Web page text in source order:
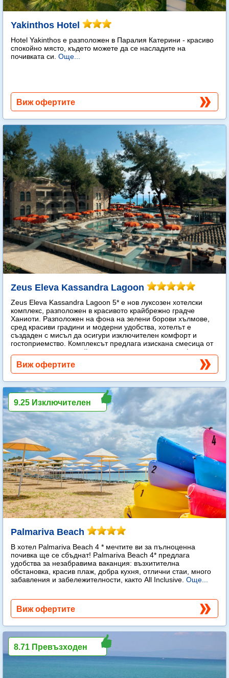
Yakinthos Hotel
Hotel Yakinthos e разположен в Паралия Катерини - красиво
спокойно място, където можете да се насладите на
почивката си. Още...
Виж офертите
Zeus Eleva Kassandra Lagoon
Zeus Eleva Kassandra Lagoon 5* е нов луксозен хотелски
комплекс, разположен в красивото крайбрежно градче
Ханиоти. Разположен на фона на зелени борови хълмове,
сред красиви градини и модерни удобства, хотелът е
създаден с мисъл да осигури изключителен комфорт и
гостоприемство. Комплексът предлага изискана смесица от
модерен лукс и спокойна средиземноморска атмосфера.
Още...
Виж офертите
Palmariva Beach
В хотел Palmariva Beach 4 * мечтите ви за пълноценна
почивка ще се сбъднат! Palmariva Beach 4* предлага
удобства за незабравима ваканция: възхитителна
обстановка, красив плаж, добра кухня, отлични стаи, много
забавления и забележителности, както All Inclusive. Още...
9.25 Изключителен
Виж офертите
8.71 Превъзходен